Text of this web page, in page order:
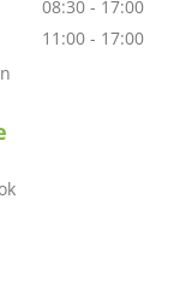
08:30 - 17:00
11:00 - 17:00